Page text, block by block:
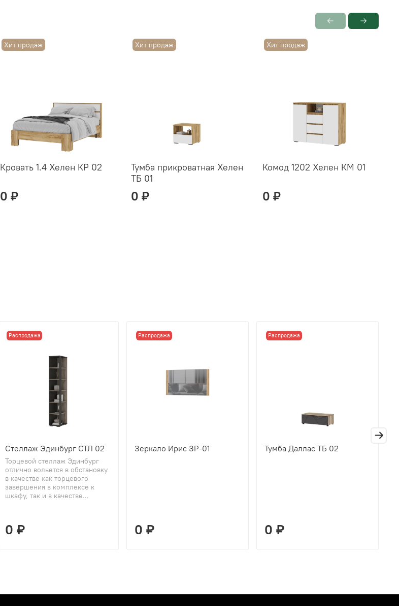
Хит продаж
Кровать 1.4 Хелен КР 02
0 ₽
Хит продаж
Тумба прикроватная Хелен
ТБ 01
0 ₽
Хит продаж
Комод 1202 Хелен КМ 01
0 ₽
Распродажа
Стеллаж Эдинбург СТЛ 02
Торцевой стеллаж Эдинбург
отлично вольется в обстановку
в качестве как торцевого
завершения в комплексе к
шкафу, так и в качестве...
0 ₽
Распродажа
Зеркало Ирис ЗР-01
0 ₽
Распродажа
Тумба Даллас ТБ 02
0 ₽